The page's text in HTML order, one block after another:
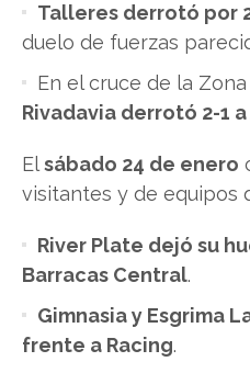
Talleres derrotó por
duelo de fuerzas
En el cruce de la Zona
Rivadavia derrotó 2-1
Elsábado 24 de enero
visitantes y de equipos
River Plate dejó su
Barracas Central.
Gimnasia y Esgrima
frente a Racing.